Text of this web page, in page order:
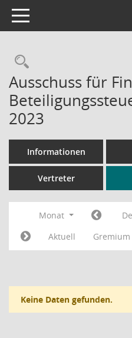
Toggle navigation
Ausschuss für
2023
Informationen
Vertreter
Monat
Aktuell
Keine Daten gefunden.